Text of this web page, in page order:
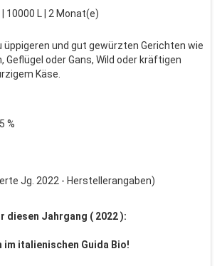
10000 L | 2 Monat(e)
üppigeren und gut gewürzten Gerichten wie
Geflügel oder Gans, Wild oder kräftigen
Käse.
%
Jg. 2022 - Herstellerangaben)
diesen Jahrgang ( 2022 ):
im italienischen Guida Bio!